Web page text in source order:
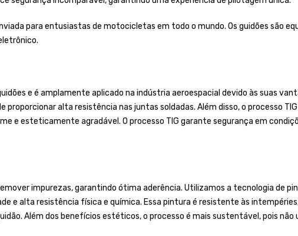
para entusiastas de motocicletas em todo o mundo. Os guidões são
e é amplamente aplicado na indústria aeroespacial devido às suas
alta resistência nas juntas soldadas. Além disso, o processo
e esteticamente agradável. O processo TIG garante segurança em
impurezas, garantindo ótima aderência. Utilizamos a tecnologia de
e alta resistência física e química. Essa pintura é resistente às
Além dos benefícios estéticos, o processo é mais sustentável, pois